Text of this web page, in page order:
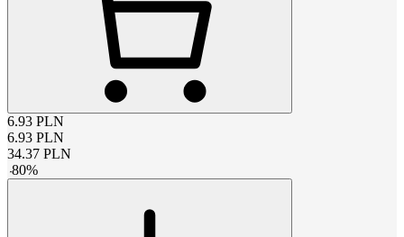
6.93 PLN
6.93 PLN
34.37 PLN
-80%